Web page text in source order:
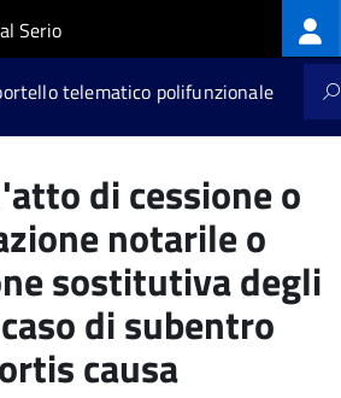
principale
Serio
telematico polifunzionale
di cessione o
notarile o
sostitutiva degli
di subentro
causa